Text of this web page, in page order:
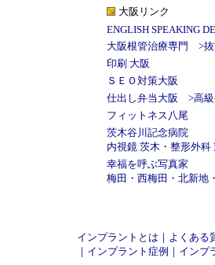
大阪リンク
ENGLISH SPEAKING
大阪根管治療専門
>
印刷 大阪
ＳＥＯ対策大阪
仕出し弁当大阪 >高
フィットネス八尾
茨木谷川記念病院
内視鏡 茨木 ・ 整形外科
幸福を呼ぶ写真家
梅田 ・ 西梅田 ・ 北新地 ・
インプラントとは ｜ よくある
｜ インプラント症例 ｜ インプ